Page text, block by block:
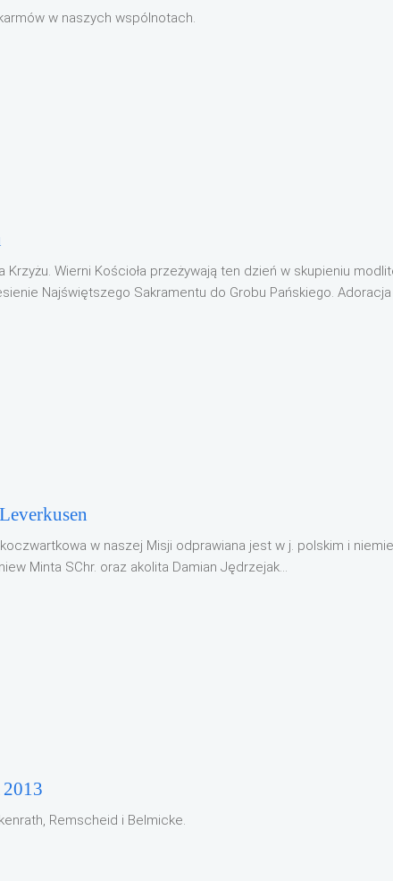
w naszych wspólnotach.
Krzyżu. Wierni Kościoła przeżywają ten dzień w skupieniu
Najświętszego Sakramentu do Grobu Pańskiego.
w naszej Misji odprawiana jest w j. polskim i
Minta SChr. oraz akolita Damian Jędrzejak...
Remscheid i Belmicke.